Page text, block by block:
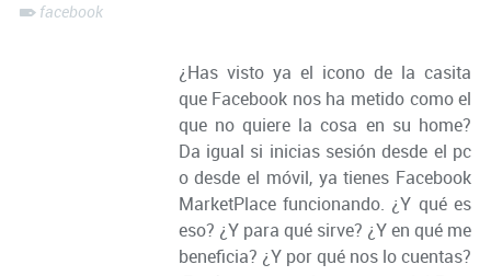
facebook
¿Has visto ya el icono de la casita
que Facebook nos ha metido como el
que no quiere la cosa en su home?
Da igual si inicias sesión desde el pc
o desde el móvil, ya tienes Facebook
MarketPlace funcionando. ¿Y qué es
eso? ¿Y para qué sirve? ¿Y en qué me
beneficia? ¿Y por qué nos lo cuentas?